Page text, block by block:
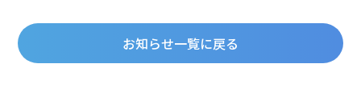
お知らせ一覧に戻る